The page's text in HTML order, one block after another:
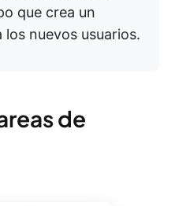
que crea un
nuevos usuarios.
de